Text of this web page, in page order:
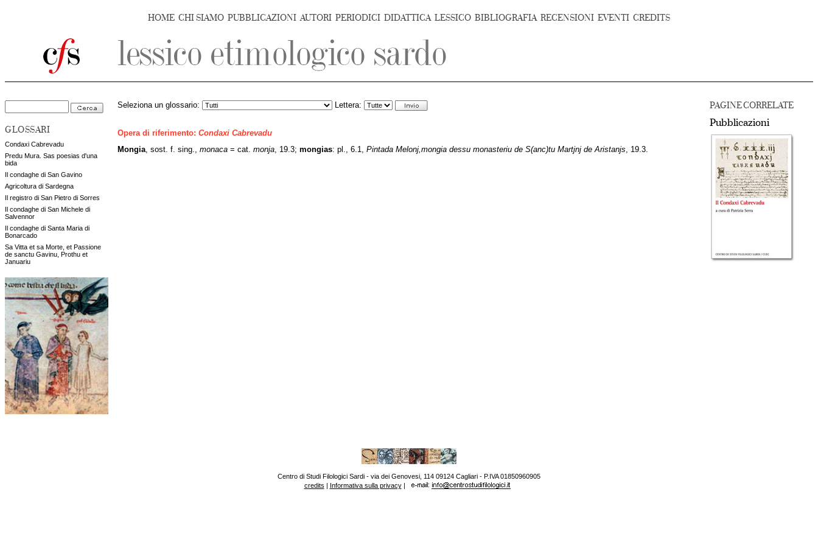
HOME CHI SIAMO PUBBLICAZIONI AUTORI PERIODICI DIDATTICA LESSICO BIBLIOGRAFIA RECENSIONI EVENTI CREDITS
GLOSSARI
Condaxi Cabrevadu
Predu Mura. Sas poesias d'una
bida
Il condaghe di San Gavino
Agricoltura di Sardegna
Il registro di San Pietro di Sorres
Il condaghe di San Michele di
Salvennor
Il condaghe di Santa Maria di
Bonarcado
Sa Vitta et sa Morte, et Passione
de sanctu Gavinu, Prothu et
Januariu
PAGINE CORRELATE
Pubblicazioni
Seleziona un glossario: Lettera:
Opera di riferimento: Condaxi Cabrevadu
Mongia sost. f. sing., monaca = cat. monja , 19.3; mongias: pl., 6.1, Pintada Melonj,mongia dessu monasteriu de S(anc)tu Martjnj de Aristanjs , 19.3.
Centro di Studi Filologici Sardi - via dei Genovesi, 114 09124 Cagliari - P.IVA 01850960905
credits | Informativa sulla privacy|